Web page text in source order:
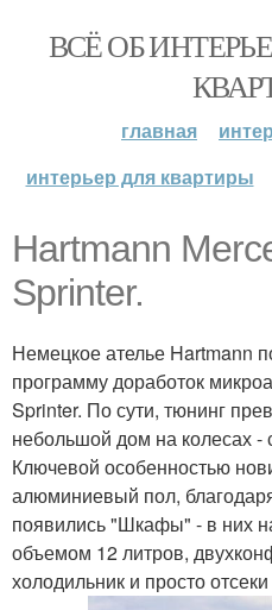
ВСЁ ОБ
главная
интерьер для квартиры
Hartmann
Sprinter.
Немецкое ателье Hartmann
программу доработок
Sprinter. По сути, тюнинг
небольшой дом на колесах -
Ключевой особенностью
алюминиевый пол,
появились "Шкафы" - в них
объемом 12 литров,
холодильник и просто